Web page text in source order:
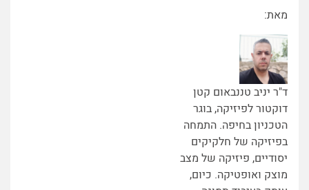
מאת:
ד"ר יניב טננבאום קטן
דוקטור לפיזיקה, בוגר
הטכניון בחיפה. התמחה
בפיזיקה של חלקיקים
יסודיים, פיזיקה של מצב
מוצק ואופטיקה. כיום,